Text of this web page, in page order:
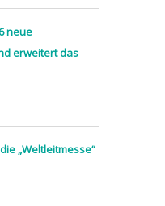
neue
erweitert das
„Weltleitmesse“